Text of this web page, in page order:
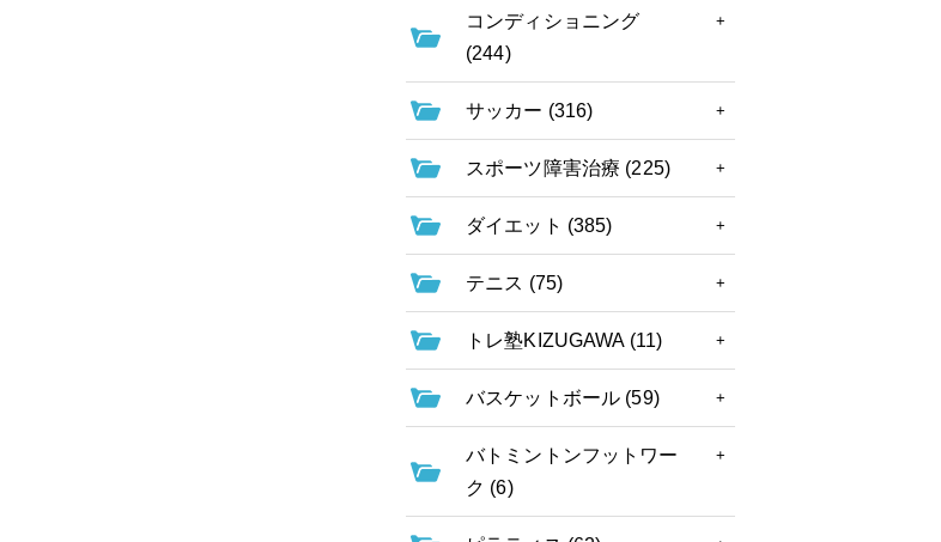
コンディショニング
(244)
サッカー (316)
スポーツ障害治療 (225)
ダイエット (385)
テニス (75)
トレ塾KIZUGAWA (11)
バスケットボール (59)
バトミントンフットワー
ク (6)